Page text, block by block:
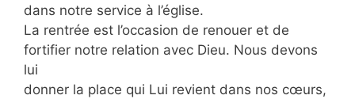
dans notre service à l’église.
La rentrée est l’occasion de renouer et de
fortifier notre relation avec Dieu. Nous devons
lui
donner la place qui Lui revient dans nos cœurs,